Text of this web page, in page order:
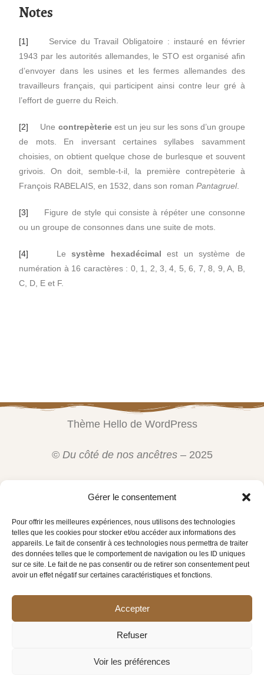
Gérer le consentement
Pour offrir les meilleures expériences, nous utilisons des technologies
telles que les cookies pour stocker et/ou accéder aux informations des
appareils. Le fait de consentir à ces technologies nous permettra de traiter
des données telles que le comportement de navigation ou les ID uniques
sur ce site. Le fait de ne pas consentir ou de retirer son consentement peut
avoir un effet négatif sur certaines caractéristiques et fonctions.
Accepter
Refuser
Voir les préférences
Notes
[1] Service du Travail Obligatoire : instauré en février
1943 par les autorités allemandes, le STO est organisé afin
d’envoyer dans les usines et les fermes allemandes des
travailleurs français, qui participent ainsi contre leur gré à
l’effort de guerre du Reich.
[2] Une contrepèterieest un jeu sur les sons d’un groupe
de mots. En inversant certaines syllabes savamment
choisies, on obtient quelque chose de burlesque et souvent
grivois. On doit, semble-t-il, la première contrepèterie à
François RABELAIS, en 1532, dans son romanPantagruel.
[3] Figure de style qui consiste à répéter une consonne
ou un groupe de consonnes dans une suite de mots.
[4] Lesystème hexadécimal est un système de
numération à 16 caractères : 0, 1, 2, 3, 4, 5, 6, 7, 8, 9, A, B,
C, D, E et F.
Thème Hello de WordPress
© Du côté de nos ancêtres– 2025
Conditions générales de vente
Mentions légales
Politique de cookies (UE)
Contact